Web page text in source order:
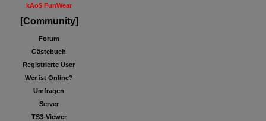
kAo$ FunWear
[Community]
Forum
Gästebuch
Registrierte User
Wer ist Online?
Umfragen
Server
TS3-Viewer